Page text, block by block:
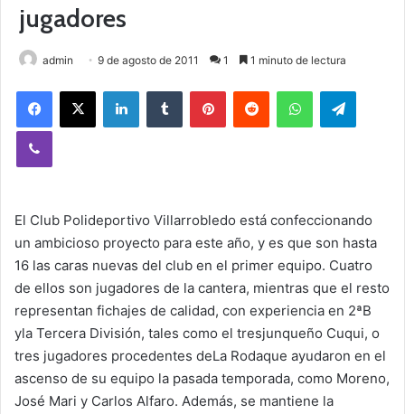
jugadores
admin 9 de agosto de 2011 1 1 minuto de lectura
El Club Polideportivo Villarrobledo está confeccionando
un ambicioso proyecto para este año, y es que son hasta
16 las caras nuevas del club en el primer equipo. Cuatro
de ellos son jugadores de la cantera, mientras que el resto
representan fichajes de calidad, con experiencia en 2ªB
yla Tercera División, tales como el tresjunqueño Cuqui, o
tres jugadores procedentes deLa Rodaque ayudaron en el
ascenso de su equipo la pasada temporada, como Moreno,
José Mari y Carlos Alfaro. Además, se mantiene la